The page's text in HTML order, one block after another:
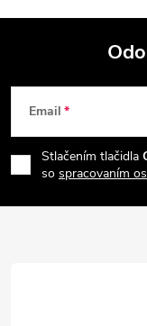
c
e
p
r
v
a
i
e
Z
á
p
Email
Stlačením tlačidla
so spracovaním